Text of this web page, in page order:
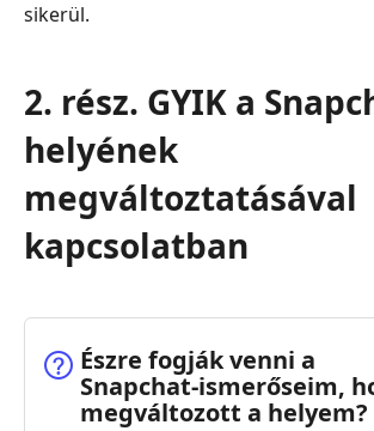
sikerül.
2. rész. GYIK a
helyének
megváltoztatásával
kapcsolatban
Észre fogják venni a
Snapchat‑ismerőseim,
megváltozott a helyem?